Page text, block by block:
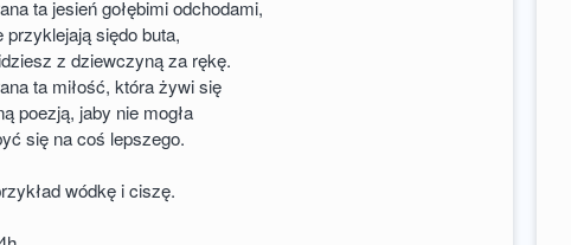
ta jesień gołębimi odchodami,
przyklejają siędo buta,
z dziewczyną za rękę.
ta miłość, która żywi się
poezją, jaby nie mogła
się na coś lepszego.
wódkę i ciszę.